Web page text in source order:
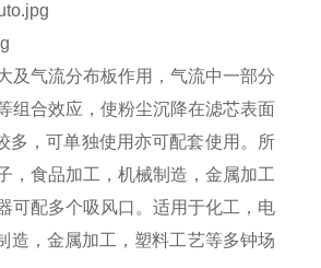
及气流分布板作用，气流中一部分
组合效应，使粉尘沉降在滤芯表面
多，可单独使用亦可配套使用。所
，食品加工，机械制造，金属加工
可配多个吸风口。适用于化工，电
造，金属加工，塑料工艺等多钟场